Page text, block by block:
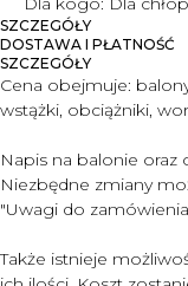
SZCZEGÓŁY
DOSTAWA I PŁATNOŚĆ
SZCZEGÓŁY
Cena obejmuje:
wstążki, obciążniki,
Napis na balonie oraz
Niezbędne zmiany
"Uwagi do zamó
Także istnieje